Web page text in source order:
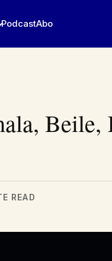
PodcastAbo
Beile,
READ